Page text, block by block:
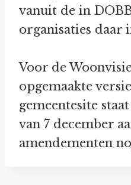
vanuit de in
organisaties daar
Voor de
opgemaakte
gemeentesite
van 7 december
amendementen